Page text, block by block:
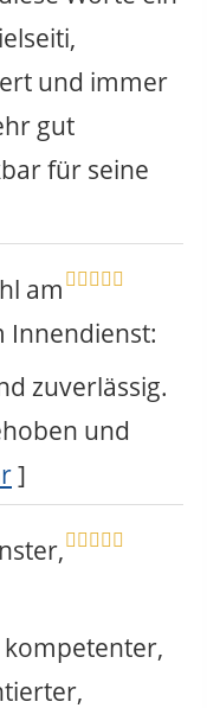
und immer
gut
für seine
am
Innendienst:
zuverlässig.
und
]
,
kompetenter,